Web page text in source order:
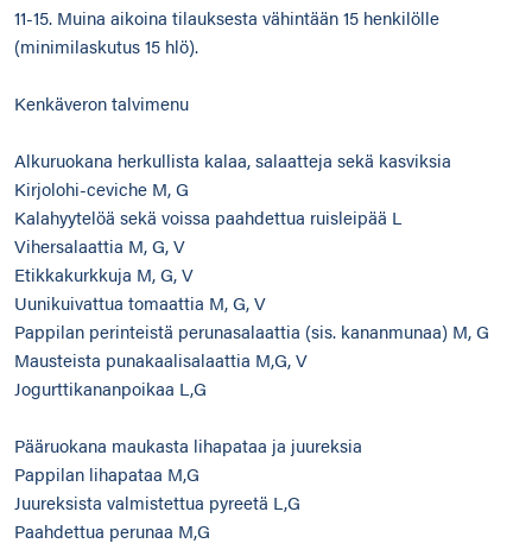
11-15. Muina aikoina tilauksesta vähintään 15 henkilölle
(minimilaskutus 15 hlö).
Kenkäveron talvimenu
Alkuruokana herkullista kalaa, salaatteja sekä kasviksia
Kirjolohi-ceviche M, G
Kalahyytelöä sekä voissa paahdettua ruisleipää L
Vihersalaattia M, G, V
Etikkakurkkuja M, G, V
Uunikuivattua tomaattia M, G, V
Pappilan perinteistä perunasalaattia (sis. kananmunaa) M, G
Mausteista punakaalisalaattia M,G, V
Jogurttikananpoikaa L,G
Pääruokana maukasta lihapataa ja juureksia
Pappilan lihapataa M,G
Juureksista valmistettua pyreetä L,G
Paahdettua perunaa M,G